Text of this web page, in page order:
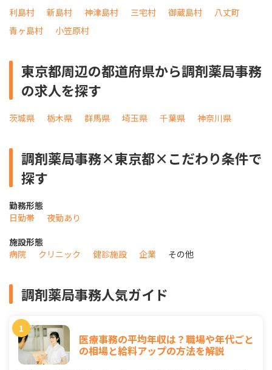
利島村 新島村 神津島村 三宅村 御蔵島村
八丈町
青ヶ島村
小笠原村
東京都周辺の都道府県から調剤薬局事務
の求人を探す
茨城県 栃木県 群馬県 埼玉県 千葉県 神奈川県
調剤薬局事務×東京都×こだわり条件で
探す
勤務形態
日勤帯
夜勤あり
施設形態
病院
クリニック 健診施設 企業 その他
調剤薬局事務人気ガイド
医療事務の平均年収は？職場や年代ごと
の相場と給料アップの方法を解説